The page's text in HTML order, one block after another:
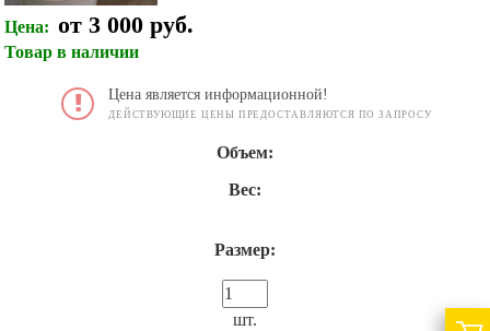
Цена: от 3 000 руб.
Товар в наличии
Цена является информационной!
ДЕЙСТВУЮЩИЕ ЦЕНЫ ПРЕДОСТАВЛЯЮТСЯ ПО ЗАПРОСУ
Объем:
Вес:
Размер:
шт.